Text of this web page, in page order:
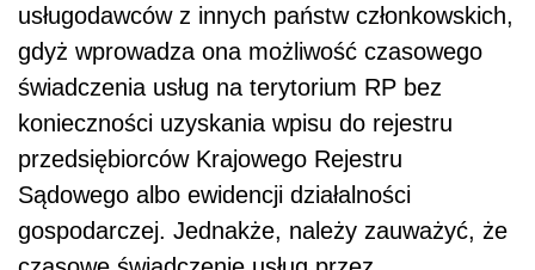
usługodawców z innych państw członkowskich,
gdyż wprowadza ona możliwość czasowego
świadczenia usług na terytorium RP bez
konieczności uzyskania wpisu do rejestru
przedsiębiorców Krajowego Rejestru
Sądowego albo ewidencji działalności
gospodarczej. Jednakże, należy zauważyć, że